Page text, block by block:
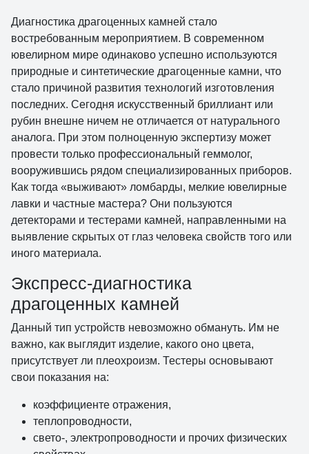
Диагностика драгоценных камней стало
востребованным мероприятием. В современном
ювелирном мире одинаково успешно используются
природные и синтетические драгоценные камни, что
стало причиной развития технологий изготовления
последних. Сегодня искусственный бриллиант или
рубин внешне ничем не отличается от натурального
аналога. При этом полноценную экспертизу может
провести только профессиональный геммолог,
вооружившись рядом специализированных приборов.
Как тогда «выживают» ломбарды, мелкие ювелирные
лавки и частные мастера? Они пользуются
детекторами и тестерами камней, направленными на
выявление скрытых от глаз человека свойств того или
иного материала.
Экспресс-диагностика
драгоценных камней
Данный тип устройств невозможно обмануть. Им не
важно, как выглядит изделие, какого оно цвета,
присутствует ли плеохроизм. Тестеры основывают
свои показания на:
коэффициенте отражения,
теплопроводности,
свето-, электропроводности и прочих физических